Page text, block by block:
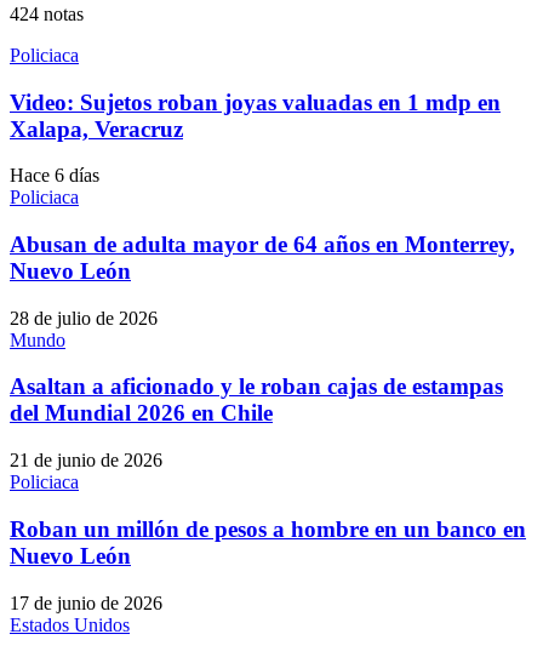
424 notas
Policiaca
Video: Sujetos roban joyas valuadas en 1 mdp en
Xalapa, Veracruz
Hace 6 días
Policiaca
Abusan de adulta mayor de 64 años en Monterrey,
Nuevo León
28 de julio de 2026
Mundo
Asaltan a aficionado y le roban cajas de estampas
del Mundial 2026 en Chile
21 de junio de 2026
Policiaca
Roban un millón de pesos a hombre en un banco en
Nuevo León
17 de junio de 2026
Estados Unidos